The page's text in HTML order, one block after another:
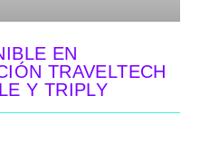
EN
TRAVELTECH
Y TRIPLY